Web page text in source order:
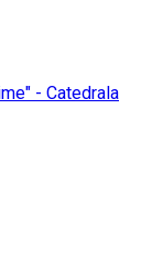
- Catedrala